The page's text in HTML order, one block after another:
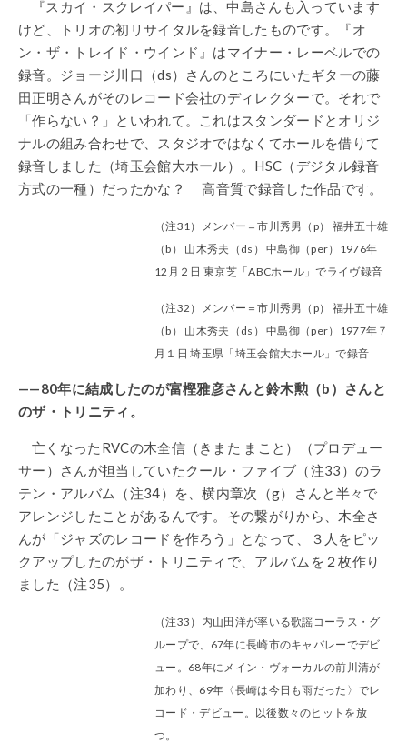
『スカイ・スクレイパー』は、中島さんも入っています
けど、トリオの初リサイタルを録音したものです。『オ
ン・ザ・トレイド・ウインド』はマイナー・レーベルでの
録音。ジョージ川口（ds）さんのところにいたギターの藤
田正明さんがそのレコード会社のディレクターで。それで
「作らない？」といわれて。これはスタンダードとオリジ
ナルの組み合わせで、スタジオではなくてホールを借りて
録音しました（埼玉会館大ホール）。HSC（デジタル録音
方式の一種）だったかな？ 高音質で録音した作品です。
（注31）メンバー＝市川秀男（p） 福井五十雄
（b） 山木秀夫（ds） 中島御（per）1976年
12月２日 東京芝「ABCホール」でライヴ録音
（注32）メンバー＝市川秀男（p） 福井五十雄
（b） 山木秀夫（ds） 中島御（per）1977年７
月１日 埼玉県「埼玉会館大ホール」で録音
——80年に結成したのが富樫雅彦さんと鈴木勲（b）さんと
のザ・トリニティ。
亡くなったRVCの木全信（きまた まこと）（プロデュー
サー）さんが担当していたクール・ファイブ（注33）のラ
テン・アルバム（注34）を、横内章次（g）さんと半々で
アレンジしたことがあるんです。その繋がりから、木全さ
んが「ジャズのレコードを作ろう」となって、３人をピッ
クアップしたのがザ・トリニティで、アルバムを２枚作り
ました（注35）。
（注33）内山田洋が率いる歌謡コーラス・グ
ループで、67年に長崎市のキャバレーでデビ
ュー。68年にメイン・ヴォーカルの前川清が
加わり、69年〈長崎は今日も雨だった〉でレ
コード・デビュー。以後数々のヒットを放
つ。